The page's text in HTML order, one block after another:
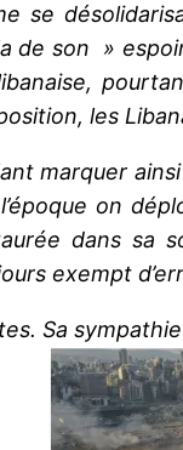
se
de son »
les
marquer
on
dans sa
exempt
Sa